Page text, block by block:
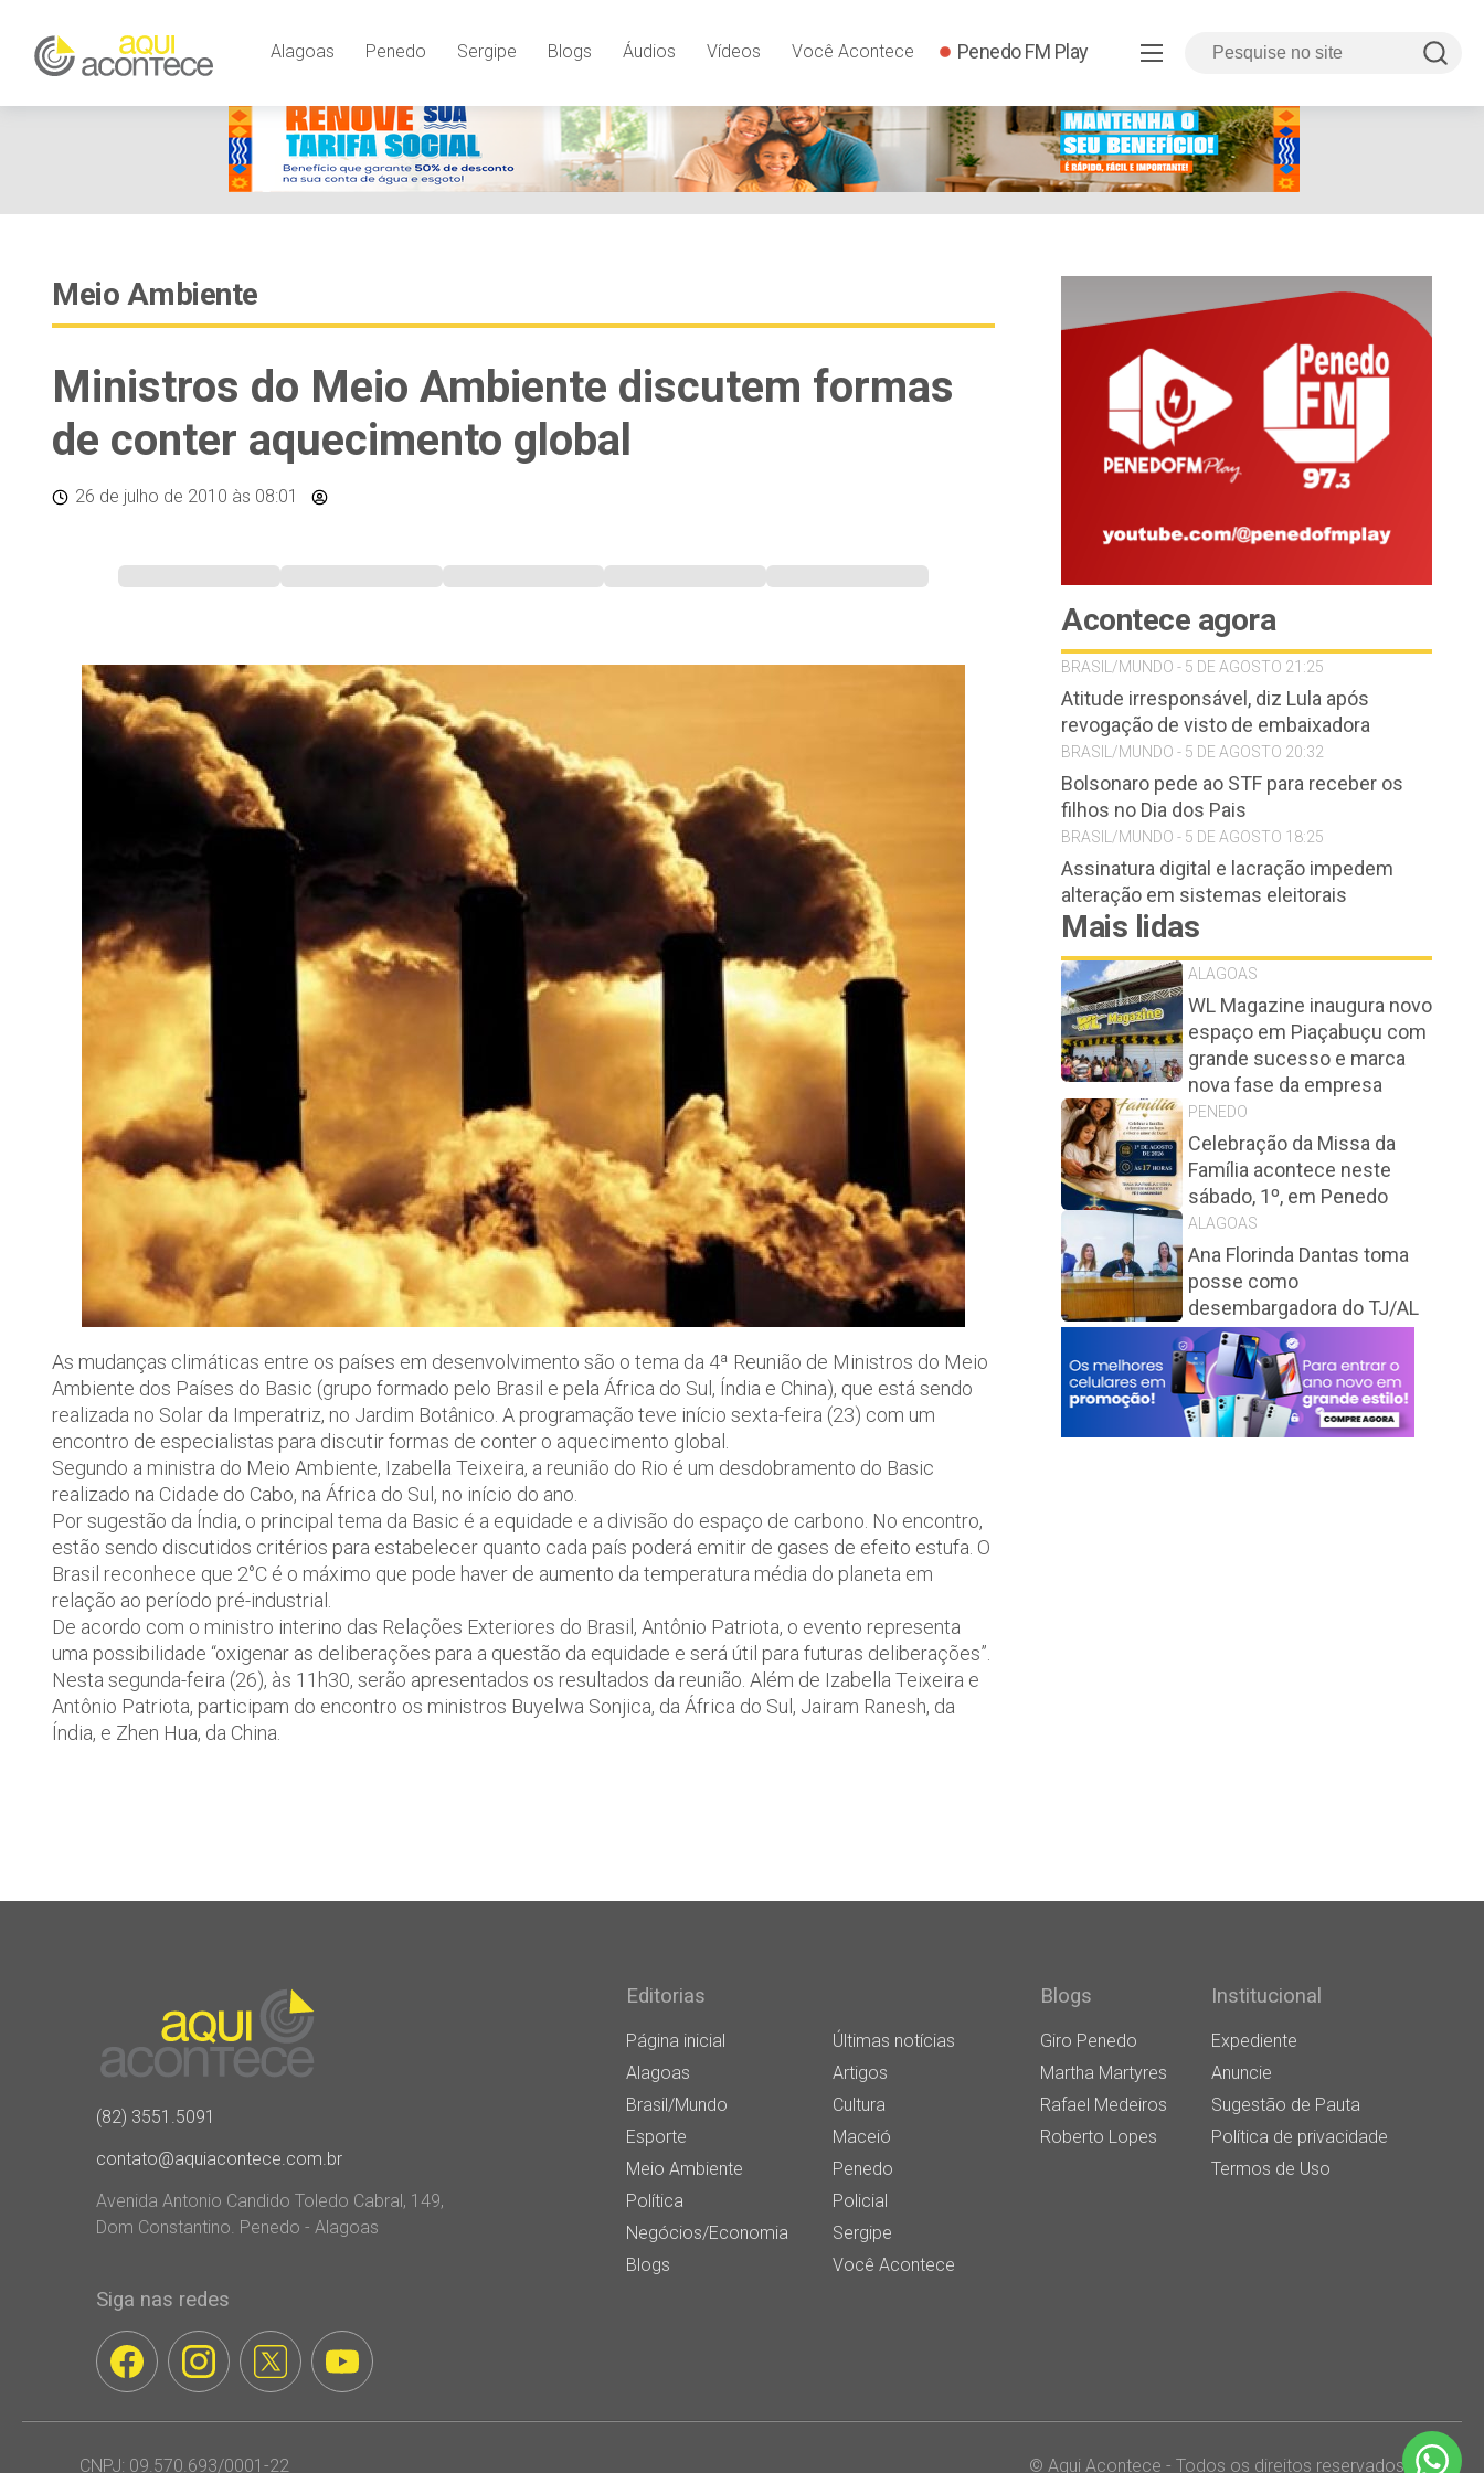
Alagoas Penedo Sergipe Blogs Áudios Vídeos Você Acontece Penedo FM Play
Meio Ambiente
Ministros do Meio Ambiente discutem formas
de conter aquecimento global
26 de julho de 2010 às 08:01
As mudanças climáticas entre os países em desenvolvimento são o tema da 4ª Reunião de Ministros do Meio
Ambiente dos Países do Basic (grupo formado pelo Brasil e pela África do Sul, Índia e China), que está sendo
realizada no Solar da Imperatriz, no Jardim Botânico. A programação teve início sexta-feira (23) com um
encontro de especialistas para discutir formas de conter o aquecimento global.
Segundo a ministra do Meio Ambiente, Izabella Teixeira, a reunião do Rio é um desdobramento do Basic
realizado na Cidade do Cabo, na África do Sul, no início do ano.
Por sugestão da Índia, o principal tema da Basic é a equidade e a divisão do espaço de carbono. No encontro,
estão sendo discutidos critérios para estabelecer quanto cada país poderá emitir de gases de efeito estufa. O
Brasil reconhece que 2°C é o máximo que pode haver de aumento da temperatura média do planeta em
relação ao período pré-industrial.
De acordo com o ministro interino das Relações Exteriores do Brasil, Antônio Patriota, o evento representa
uma possibilidade “oxigenar as deliberações para a questão da equidade e será útil para futuras deliberações”.
Nesta segunda-feira (26), às 11h30, serão apresentados os resultados da reunião. Além de Izabella Teixeira e
Antônio Patriota, participam do encontro os ministros Buyelwa Sonjica, da África do Sul, Jairam Ranesh, da
Índia, e Zhen Hua, da China.
Acontece agora
BRASIL/MUNDO - 5 DE AGOSTO 21:25
Atitude irresponsável, diz Lula após
revogação de visto de embaixadora
BRASIL/MUNDO - 5 DE AGOSTO 20:32
Bolsonaro pede ao STF para receber os
filhos no Dia dos Pais
BRASIL/MUNDO - 5 DE AGOSTO 18:25
Assinatura digital e lacração impedem
alteração em sistemas eleitorais
Mais lidas
ALAGOAS
WL Magazine inaugura novo
espaço em Piaçabuçu com
grande sucesso e marca
nova fase da empresa
PENEDO
Celebração da Missa da
Família acontece neste
sábado, 1º, em Penedo
ALAGOAS
Ana Florinda Dantas toma
posse como
desembargadora do TJ/AL
(82) 3551.5091
contato@aquiacontece.com.br
Avenida Antonio Candido Toledo Cabral, 149,
Dom Constantino. Penedo - Alagoas
Siga nas redes
Editorias
Página inicial
Últimas notícias
Alagoas
Artigos
Brasil/Mundo
Cultura
Esporte
Maceió
Meio Ambiente
Penedo
Política
Policial
Negócios/Economia
Sergipe
Blogs
Você Acontece
Blogs
Giro Penedo
Martha Martyres
Rafael Medeiros
Roberto Lopes
Institucional
Expediente
Anuncie
Sugestão de Pauta
Política de privacidade
Termos de Uso
CNPJ: 09.570.693/0001-22 © Aqui Acontece - Todos os direitos reservados